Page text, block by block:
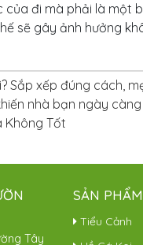
của đi mà phải là một
sẽ gây ảnh hưởng
Sắp xếp đúng cách,
nhà bạn ngày
Không Tốt
Tây
SẢN PHẨM
Tiểu Cảnh